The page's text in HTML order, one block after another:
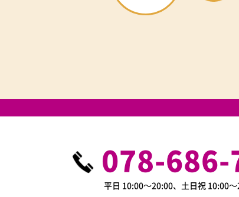
078-686-
平日 10:00～20:00、土日祝 10:00